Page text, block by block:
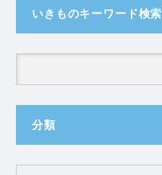
いきものキーワード検索
分類